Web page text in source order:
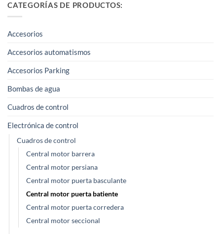
CATEGORÍAS DE PRODUCTOS:
Accesorios
Accesorios automatismos
Accesorios Parking
Bombas de agua
Cuadros de control
Electrónica de control
Cuadros de control
Central motor barrera
Central motor persiana
Central motor puerta basculante
Central motor puerta batiente
Central motor puerta corredera
Central motor seccional